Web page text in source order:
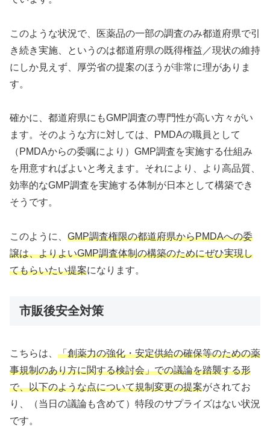
このような状況で、医薬品の一部の調査のみ都道府県で引
き続き実施、というのは都道府県の既得権益／現状の維持
にしか見えず、厚労省の提案のほうが非常に理がありま
す。
確かに、都道府県にもGMP調査の専門性が高い方々がい
ます。そのような方に対しては、PMDAの職員として
（PMDAからの委嘱により）GMP調査を実施する仕組み
を用意すればよいと考えます。それにより、より高品質、
効率的なGMP調査を実施する体制が日本として構築でき
そうです。
このように、 GMP調査権限の都道府県からPMDAへの委
譲は、よりよいGMP調査体制の構築のためにぜひ実現し
てもらいたい提案になります。
市販後安全対策
こちらは、 「創薬力の強化・安定供給の確保等のための薬
事規制のあり方に関する検討会」での議論を踏襲する形
で、以下のような点について規制変更の提案がされてお
り、（当日の議論も含めて）特段のサプライズはない状況
です。